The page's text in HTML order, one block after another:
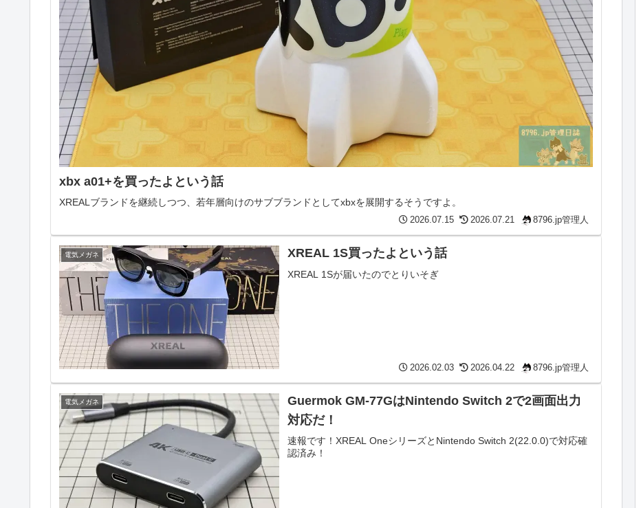
xbx a01+を買ったよという話
XREALブランドを継続しつつ、若年層向けのサブブランドとしてxbxを展開するそうですよ。
2026.07.15 2026.07.21 8796.jp管理人
電気メガネ XREAL 1S買ったよという話
XREAL 1Sが届いたのでとりいそぎ
2026.02.03 2026.04.22 8796.jp管理人
電気メガネ
Guermok GM-77GはNintendo Switch 2で2画面出力
対応だ！
速報です！XREAL OneシリーズとNintendo Switch 2(22.0.0)で対応確
認済み！